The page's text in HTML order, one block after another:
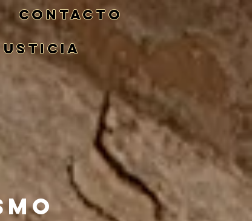
CONTACTO